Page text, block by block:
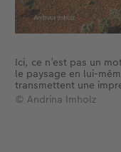
Ici, ce n’est pas un
le paysage en lui-
transmettent une
© Andrina Imholz